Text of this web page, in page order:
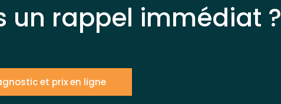
un rappel immédiat ?
et prix en ligne